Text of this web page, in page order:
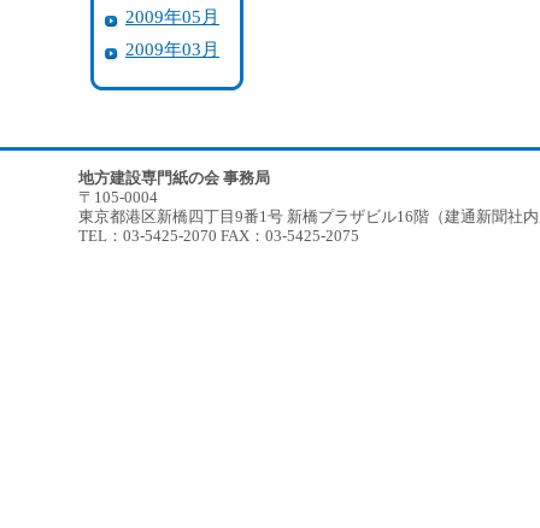
2009年05月
2009年03月
地方建設専門紙の会 事務局
〒105-0004
東京都港区新橋四丁目9番1号 新橋プラザビル16階（建通新聞社
TEL：03-5425-2070 FAX：03-5425-2075